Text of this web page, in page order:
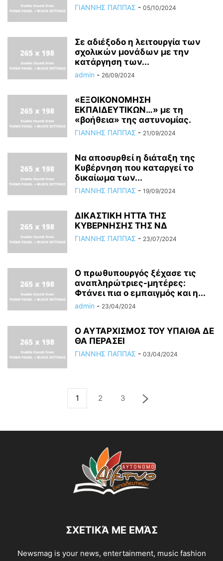
ΓΙΑΝΝΗΣ ΠΑΠΠΑΣ - 05/10/2024
Σε αδιέξοδο η λειτουργία των
σχολικών μονάδων με την
κατάργηση των...
admin - 26/09/2024
«ΕΞΟΙΚΟΝΟΜΗΣΗ
ΕΚΠΑΙΔΕΥΤΙΚΩΝ…» με τη
«βοήθεια» της αστυνομίας.
ΓΙΑΝΝΗΣ ΠΑΠΠΑΣ - 21/09/2024
Να αποσυρθεί η διάταξη της
Κυβέρνηση που καταργεί το
δικαίωμα των...
ΓΙΑΝΝΗΣ ΠΑΠΠΑΣ - 19/09/2024
ΔΙΚΑΣΤΙΚΗ ΗΤΤΑ ΤΗΣ
ΚΥΒΕΡΝΗΣΗΣ ΤΗΣ ΝΔ
ΓΙΑΝΝΗΣ ΠΑΠΠΑΣ - 23/07/2024
Ο πρωθυπουργός ξέχασε τις
αναπληρώτριες-μητέρες:
Φτάνει πια ο εμπαιγμός και η...
admin - 23/04/2024
Ο ΑΥΤΑΡΧΙΣΜΟΣ ΤΟΥ ΥΠΑΙΘΑ ΔΕ
ΘΑ ΠΕΡΑΣΕΙ
ΓΙΑΝΝΗΣ ΠΑΠΠΑΣ - 03/04/2024
1 2 3
ΣΧΕΤΙΚΆ ΜΕ ΕΜΆΣ
Newsmag is your news, entertainment, music fashion